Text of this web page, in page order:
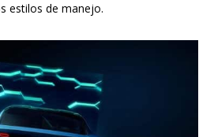
estilos de manejo.